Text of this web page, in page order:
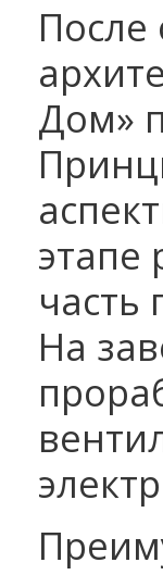
После
Дом»
часть
На